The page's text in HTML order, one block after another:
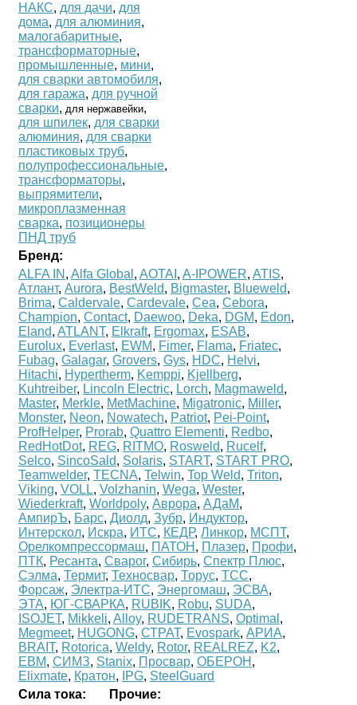
НАКС, для дачи, для
дома, для алюминия,
малогабаритные,
трансформаторные,
промышленные, мини,
для сварки автомобиля,
для гаража, для ручной
сварки, для нержавейки,
для шпилек, для сварки
алюминия, для сварки
пластиковых труб,
полупрофессиональные,
трансформаторы,
выпрямители,
микроплазменная
сварка, позиционеры
ПНД труб
Бренд:
ALFA IN , Alfa Global , AOTAI , A-IPOWER, ATIS,
Атлант, Aurora, BestWeld, Bigmaster, Blueweld,
Brima, Caldervale, Cardevale, Cea, Cebora,
Champion, Contact, Daewoo, Deka, DGM, Edon,
Eland, ATLANT, Elkraft, Ergomax, ESAB,
Eurolux, Everlast, EWM, Fimer, Flama, Friatec,
Fubag, Galagar, Grovers, Gys, HDC, Helvi,
Hitachi, Hypertherm, Kemppi, Kjellberg,
Kuhtreiber, Lincoln Electric, Lorch, Magmaweld,
Master, Merkle, MetMachine, Migatronic, Miller,
Monster, Neon, Nowatech, Patriot, Pei-Point,
ProfHelper, Prorab, Quattro Elementi, Redbo,
RedHotDot, REG, RITMO, Rosweld, Rucelf,
Selco, SincoSald, Solaris, START, START PRO,
Teamwelder, TECNA, Telwin, Top Weld, Triton,
Viking, VOLL, Volzhanin, Wega, Wester,
Wiederkraft, Worldpoly, Аврора, АДаМ,
АмпирЪ, Барс, Диолд, Зубр, Индуктор,
Интерскол, Искра, ИТС, КЕДР, Линкор, МСПТ,
Орелкомпрессормаш, ПАТОН , Плазер, Профи,
ПТК, Ресанта, Сварог, Сибирь, Спектр Плюс,
Сэлма, Термит, Техносвар, Торус, ТСС,
Форсаж, Электра-ИТС, Энергомаш, ЭСВА,
ЭТА, ЮГ-СВАРКА, RUBIK, Robu, SUDA,
ISOJET, Mikkeli, Alloy, RUDETRANS, Optimal ,
Megmeet, HUGONG, СТРАТ, Evospark, АРИА,
BRAIT, Rotorica, Weldy, Rotor, REALREZ, K2,
ЕВМ, СИМЗ, Stanix, Просвар, ОБЕРОН ,
Elixmate, Кратон, IPG, SteelGuard
Сила тока:
Прочие: